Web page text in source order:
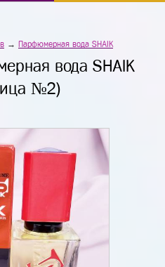
→ Парфюмерная вода SHAIK
вода SHAIK
№2)